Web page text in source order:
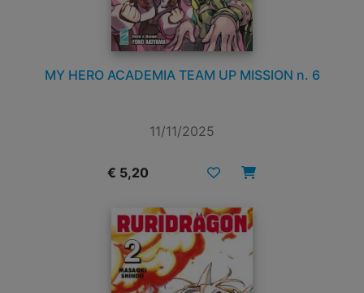
MY HERO ACADEMIA TEAM UP MISSION n. 6
11/11/2025
€ 5,20